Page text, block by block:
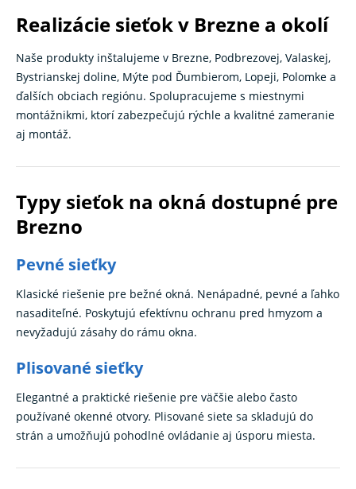
Realizácie sieťok v Brezne a okolí
Naše produkty inštalujeme v Brezne, Podbrezovej, Valaskej,
Bystrianskej doline, Mýte pod Ďumbierom, Lopeji, Polomke a
ďalších obciach regiónu. Spolupracujeme s miestnymi
montážnikmi, ktorí zabezpečujú rýchle a kvalitné zameranie
aj montáž.
Typy sieťok na okná dostupné pre
Brezno
Pevné sieťky
Klasické riešenie pre bežné okná. Nenápadné, pevné a ľahko
nasaditeľné. Poskytujú efektívnu ochranu pred hmyzom a
nevyžadujú zásahy do rámu okna.
Plisované sieťky
Elegantné a praktické riešenie pre väčšie alebo často
používané okenné otvory. Plisované siete sa skladujú do
strán a umožňujú pohodlné ovládanie aj úsporu miesta.